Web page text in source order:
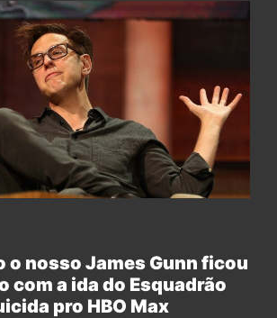
o nosso James Gunn ficou
com a ida do Esquadrão
pro HBO Max